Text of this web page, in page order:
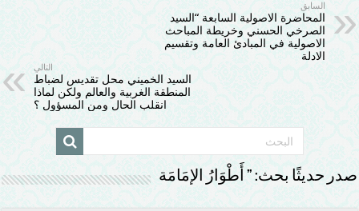
السابق
المحاضرة الاصولية السابعة “السيد
الصرخي الحسني وخريطة المباحث
الاصولية في المبادئ العامة وتقسيم
الادلة
التالي
السيد الخميني محل تقديس لضباط
المنطقة الغربية والعالم ولكن لماذا
انقلب الحال ومن المسؤول ؟
صدر حديثًا بحث: ” أَطْوَارُ الإمَامَة